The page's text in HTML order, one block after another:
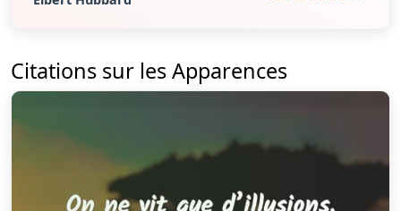
Citations sur les Apparences